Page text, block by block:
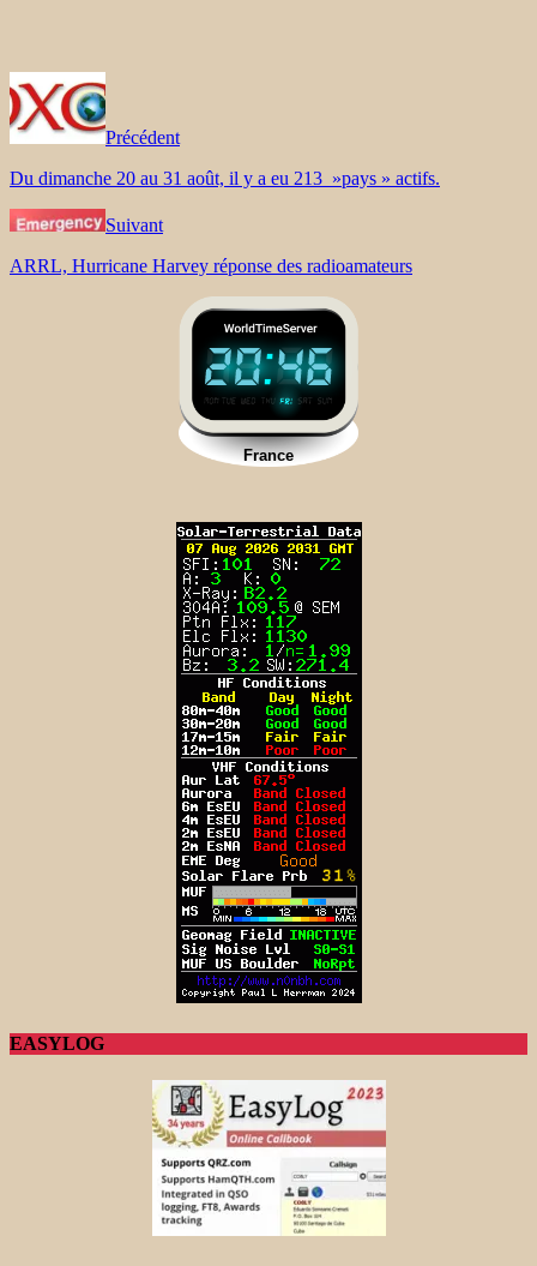
Précédent
Du dimanche 20 au 31 août, il y a eu 213 »pays » actifs.
Suivant
ARRL, Hurricane Harvey réponse des radioamateurs
EASYLOG